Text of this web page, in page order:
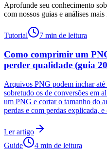
Aprofunde seu conhecimento
com nossos guias e análises mais
Tutorial 7 min de leitura
Como comprimir um
perder qualidade (guia
Arquivos PNG podem inchar
sobretudo os de conversões em
um PNG e cortar o tamanho do
perdas e com perdas explicada,
Ler artigo
Guide
4 min de leitura